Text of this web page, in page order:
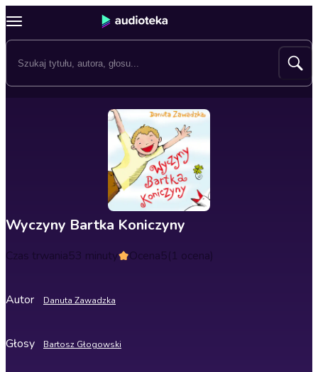
Wyczyny Bartka Koniczyny
Czas trwania53 minuty Ocena5(1 ocena)
Autor Danuta Zawadzka
Głosy Bartosz Głogowski